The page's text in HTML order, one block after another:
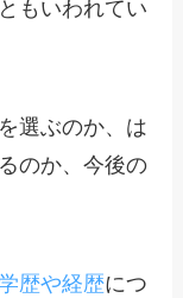
もいわれてい
選ぶのか、は
のか、今後の
歴や経歴につ